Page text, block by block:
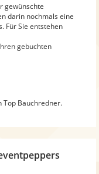
gewünschte
darin nochmals eine
Für Sie entstehen
gebuchten
Top Bauchredner.